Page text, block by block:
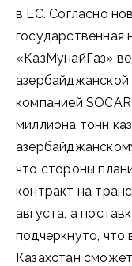
в ЕС. Согласно
государственная
«КазМунайГаз»
азербайджанской
компанией
миллиона тонн
что стороны
контракт на
августа, а
подчеркнуто, что
Казахстан